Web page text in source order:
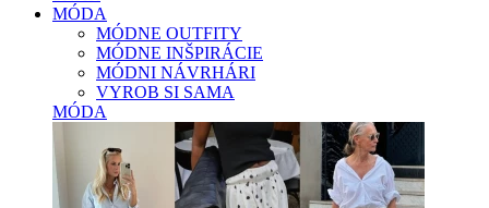
MÓDA
MÓDNE OUTFITY
MÓDNE INŠPIRÁCIE
MÓDNI NÁVRHÁRI
VYROB SI SAMA
MÓDA